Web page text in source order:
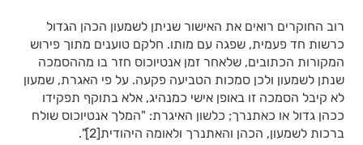
רוב החוקרים רואים את האישור שניתן לשמעון הכהן הגדול
כרשות חד פעמית, שפגה עם מותו. חלקם טוענים מתוך פירוש
המקורות הכתובים, שלאחר זמן אנטיוכוס חזר בו מההסמכה
שנתן לשמעון ולכן סמכות הטביעה פקעה. על פי האגרת, שמעון
לא קיבל הסמכה זו באופן אישי כמנהיג, אלא בתוקף תפקידו
ככהן גדול או כאתנרך; כלשון האיגרת: "המלך אנטיוכוס שולח
ברכות לשמעון, הכהן והאתנרך ולאומה היהודית[2]".